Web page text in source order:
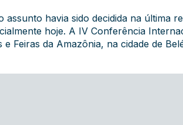
havia sido decidida na última
hoje. A IV Conferência
Feiras da Amazônia, na cidade de